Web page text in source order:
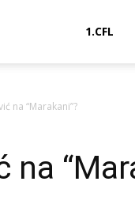
1.CFL
na “Marakani”?